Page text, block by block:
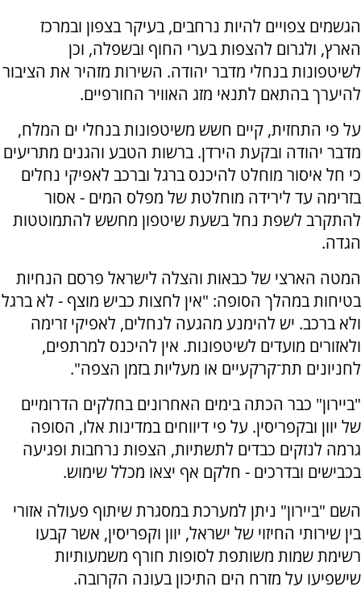
הגשמים צפויים להיות נרחבים, בעיקר בצפון ובמרכז
הארץ, ולגרום להצפות בערי החוף ובשפלה, וכן
לשיטפונות בנחלי מדבר יהודה. השירות מזהיר את הציבור
להיערך בהתאם לתנאי מזג האוויר החורפיים.
על פי התחזית, קיים חשש משיטפונות בנחלי ים המלח,
מדבר יהודה ובקעת הירדן. ברשות הטבע והגנים מתריעים
כי חל איסור מוחלט להיכנס ברגל וברכב לאפיקי נחלים
בזרימה עד לירידה מוחלטת של מפלס המים - אסור
להתקרב לשפת נחל בשעת שיטפון מחשש להתמוטטות
הגדה.
המטה הארצי של כבאות והצלה לישראל פרסם הנחיות
בטיחות במהלך הסופה: "אין לחצות כביש מוצף - לא ברגל
ולא ברכב. יש להימנע מהגעה לנחלים, לאפיקי זרימה
ולאזורים מועדים לשיטפונות. אין להיכנס למרתפים,
לחניונים תת־קרקעיים או מעליות בזמן הצפה".
"ביירון" כבר הכתה בימים האחרונים בחלקים הדרומיים
של יוון ובקפריסין. על פי דיווחים במדינות אלו, הסופה
גרמה לנזקים כבדים לתשתיות, הצפות נרחבות ופגיעה
בכבישים ובדרכים - חלקם אף יצאו מכלל שימוש.
השם "ביירון" ניתן למערכת במסגרת שיתוף פעולה אזורי
בין שירותי החיזוי של ישראל, יוון וקפריסין, אשר קבעו
רשימת שמות משותפת לסופות חורף משמעותיות
שישפיעו על מזרח הים התיכון בעונה הקרובה.